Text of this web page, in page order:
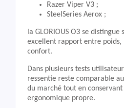
Razer Viper V3 ;
SteelSeries Aerox ;
la GLORIOUS O3 se
excellent rapport entre poids,
confort.
Dans plusieurs tests
ressentie reste comparable
du marché tout en
ergonomique propre.